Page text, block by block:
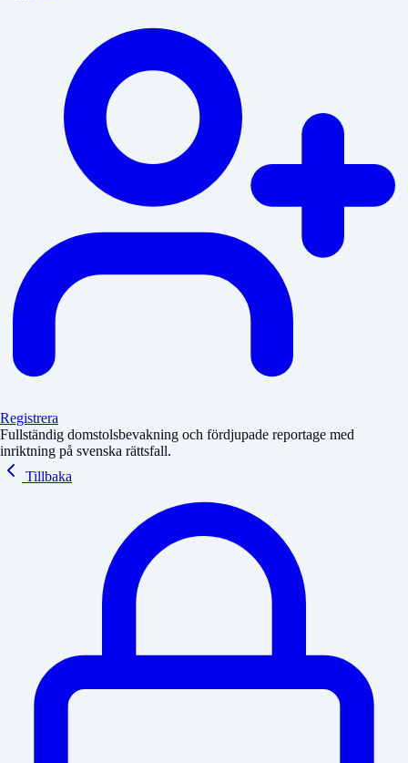
Registrera
Fullständig domstolsbevakning och fördjupade reportage med
inriktning på svenska rättsfall.
Tillbaka